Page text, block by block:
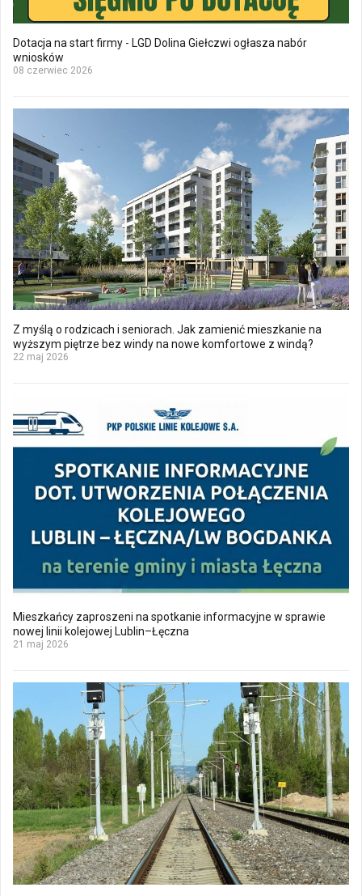
Dotacja na start firmy - LGD Dolina Giełczwi ogłasza nabór
wniosków
08 czerwiec 2026
Z myślą o rodzicach i seniorach. Jak zamienić mieszkanie na
wyższym piętrze bez windy na nowe komfortowe z windą?
22 maj 2026
Mieszkańcy zaproszeni na spotkanie informacyjne w sprawie
nowej linii kolejowej Lublin–Łęczna
21 maj 2026